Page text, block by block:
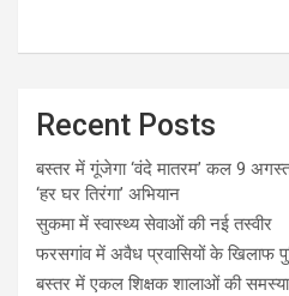
Recent Posts
बस्तर में गूंजेगा ‘वंदे मातरम’ कल 9
‘हर घर तिरंगा’ अभियान
सुकमा में स्वास्थ्य सेवाओं की नई तस्वीर
फरसगांव में अवैध प्रवासियों के खिलाफ
बस्तर में एकल शिक्षक शालाओं की